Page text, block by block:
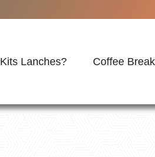
Lanches? Coffee Break